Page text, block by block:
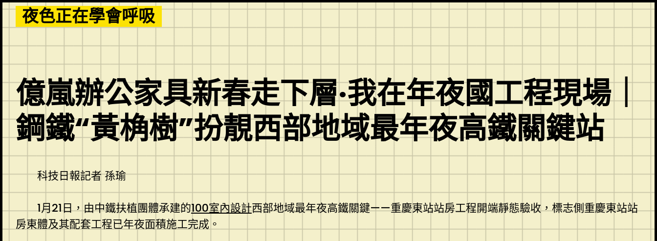
Skip
to
content
夜色正在學會呼吸
億嵐辦公家具新春走下層·我在年夜國工程現場｜
鋼鐵“黃桷樹”扮靚西部地域最年夜高鐵關鍵站
科技日報記者 孫瑜
1月21日，由中鐵扶植團體承建的100室內設計西部地域最年夜高鐵關鍵——重慶東站站房工程開端靜態驗收，標志側重慶東站站
房東體及其配套工程已年夜面積施工完成。